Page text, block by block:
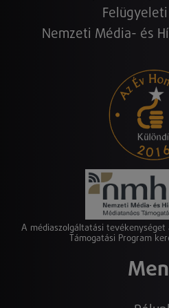
Nemzeti Média- és
A médiaszolgáltatási tevékenységet
Támogatási Program